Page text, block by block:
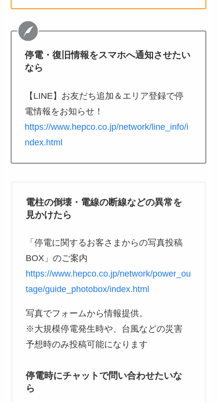
停電・復旧情報をスマホへ通知させたい
なら
【LINE】お友だち追加＆エリア登録で停
電情報をお知らせ！
https://www.hepco.co.jp/network/line_info/i
ndex.html
電柱の倒壊・電線の断線などの異常を
見かけたら
「停電に関するお客さまからの写真投稿
BOX」のご案内
https://www.hepco.co.jp/network/power_ou
tage/guide_photobox/index.html
写真でフォームから情報提供。
※大規模停電発生時や、台風などの災害
予想時のみ投稿可能になります
停電時にチャットで問い合わせたいな
ら